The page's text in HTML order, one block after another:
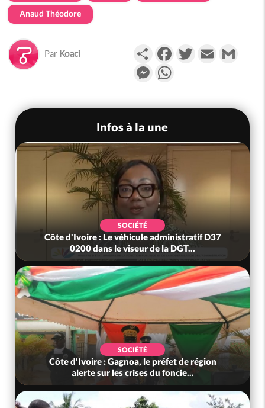
Anaud Théodore
Par Koaci PartagerFacebookTwitterEmail
Messenger
Infos à la une
SOCIÉTÉ
Côte d'Ivoire : Le véhicule administratif D37
0200 dans le viseur de la DGT...
SOCIÉTÉ
Côte d'Ivoire : Gagnoa, le préfet de région
alerte sur les crises du foncie...